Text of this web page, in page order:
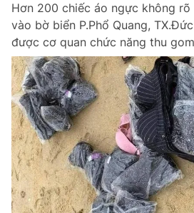
Hơn 200 chiếc áo ngực không
vào bờ biển P.Phổ Quang,
được cơ quan chức năng thu